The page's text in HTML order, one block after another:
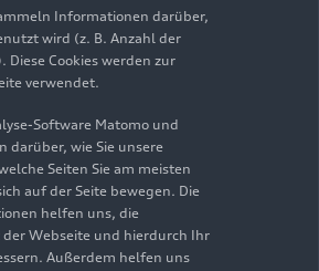
Cabriolet, 45 Jahre Audi
Jahre Audi 100 der zweiten
Rekordfahrt DKW 3=6
Geländewagen Munga und
von NSU.
die „Jubiläumstermine
im Audi Media Center.
Informationen darüber,
wird (z. B. Anzahl der
Diese Cookies werden zur
verwendet.
Software Matomo und
darüber, wie Sie unsere
Seiten Sie am meisten
auf der Seite bewegen. Die
helfen uns, die
Webseite und hierdurch Ihr
Außerdem helfen uns